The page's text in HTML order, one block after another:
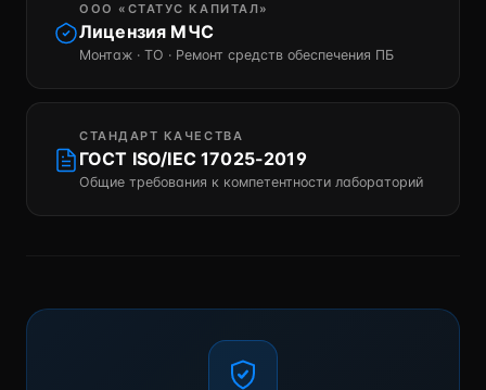
ООО «СТАТУС КАПИТАЛ»
Лицензия МЧС
Монтаж · ТО · Ремонт средств обеспечения ПБ
СТАНДАРТ КАЧЕСТВА
ГОСТ ISO/IEC 17025-2019
Общие требования к компетентности лабораторий